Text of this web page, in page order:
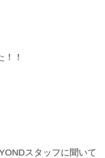
！
スタッフに聞いて